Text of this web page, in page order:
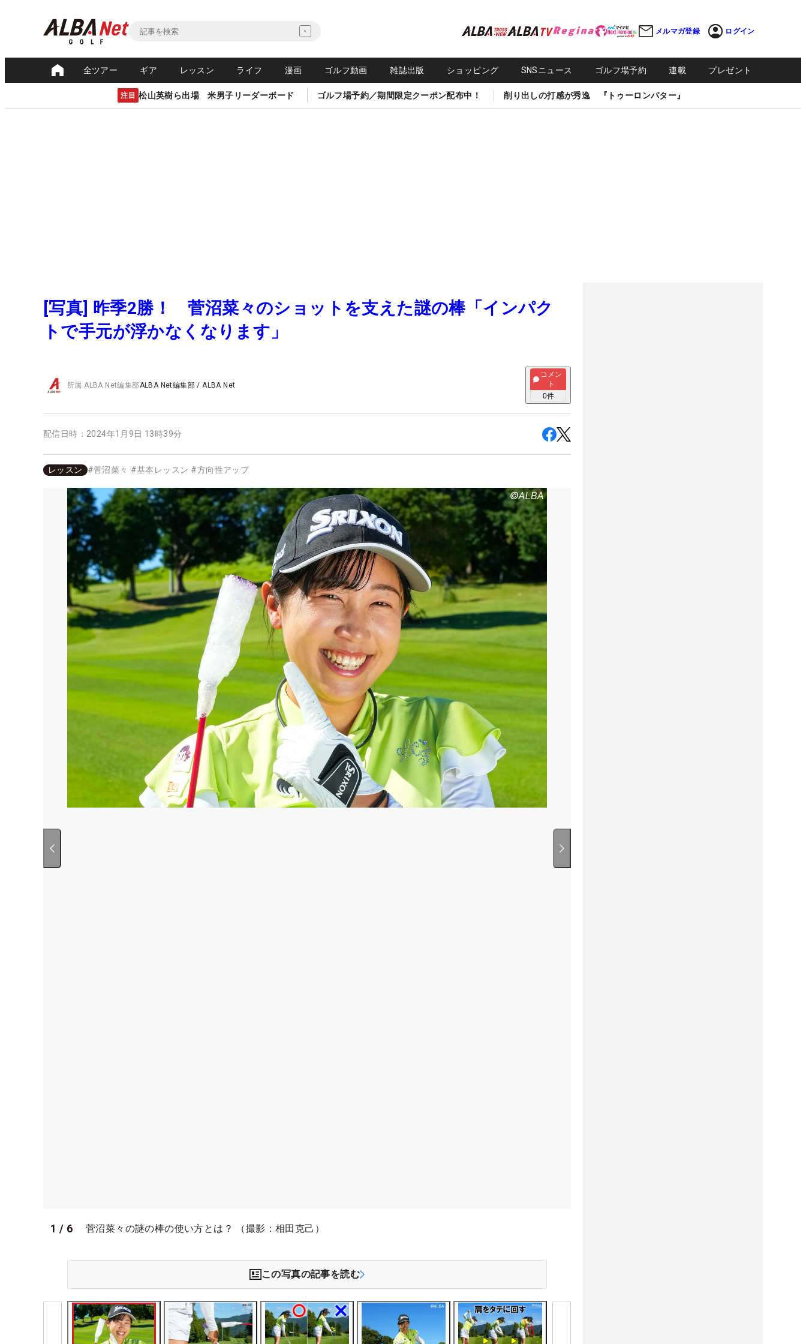
メルマガ登録 ログイン
全ツアー ギア レッスン ライフ 漫画 ゴルフ動画 雑誌出版 ショッピング SNSニュース ゴルフ場予約 連載 プレゼント
注目 松山英樹ら出場 米男子リーダーボード ゴルフ場予約／期間限定クーポン配布中！ 削り出しの打感が秀逸 『トゥーロンパター』
[写真] 昨季2勝！ 菅沼菜々のショットを支えた謎の棒「インパク
トで手元が浮かなくなります」
所属ALBA Net編集部ALBA Net編集部 /ALBA Net
コメン
ト
0件
配信日時： 2024年1月9日 13時39分
レッスン #菅沼菜々 #基本レッスン #方向性アップ
1 / 6 菅沼菜々の謎の棒の使い方とは？ （撮影：相田克己）
この写真の記事を読む